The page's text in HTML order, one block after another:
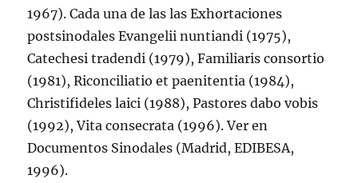
1967). Cada una de las las Exhortaciones
postsinodales Evangelii nuntiandi (1975),
Catechesi tradendi (1979), Familiaris consortio
(1981), Riconciliatio et paenitentia (1984),
Christifideles laici (1988), Pastores dabo vobis
(1992), Vita consecrata (1996). Ver en
Documentos Sinodales (Madrid, EDIBESA,
1996).